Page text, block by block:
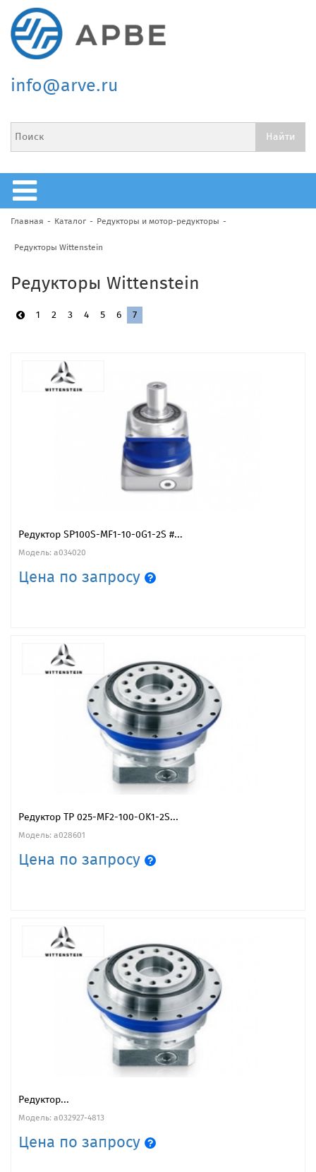
info@arve.ru
Главная Каталог Редукторы и мотор-редукторы
Редукторы Wittenstein
Редукторы Wittenstein
1 2 3 4 5 6 7
Редуктор SP100S-MF1-10-0G1-2S #...
Модель: a034020
Цена по запросу
Редуктор TP 025-MF2-100-OK1-2S...
Модель: a028601
Цена по запросу
Редуктор...
Модель: a032927-4813
Цена по запросу